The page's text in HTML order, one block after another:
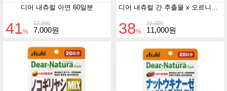
디어 내츄럴 아연 60일분
12,000
41% 7,000원
디어 내츄럴 간 추출물 x 오르니틴 x 아미노산 20일분
18,000
38% 11,000원